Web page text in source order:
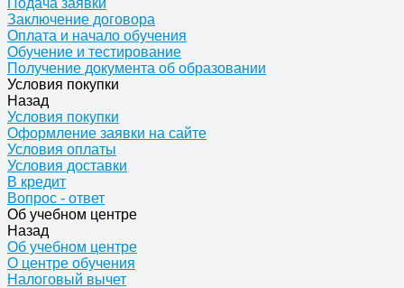
Подача заявки
Заключение договора
Оплата и начало обучения
Обучение и тестирование
Получение документа об образовании
Условия покупки
Назад
Условия покупки
Оформление заявки на сайте
Условия оплаты
Условия доставки
В кредит
Вопрос - ответ
Об учебном центре
Назад
Об учебном центре
О центре обучения
Налоговый вычет